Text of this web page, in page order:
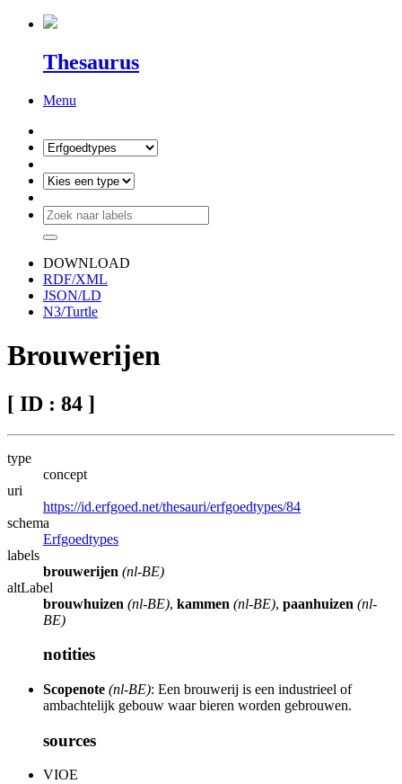
Thesaurus
Menu
DOWNLOAD
RDF/XML
JSON/LD
N3/Turtle
Brouwerijen
[ ID : 84 ]
type
concept
uri
https://id.erfgoed.net/thesauri/erfgoedtypes/84
schema
Erfgoedtypes
labels
brouwerijen (nl-BE)
altLabel
brouwhuizen (nl-BE), kammen (nl-BE), paanhuizen (nl-
BE)
notities
Scopenote (nl-BE): Een brouwerij is een industrieel of
ambachtelijk gebouw waar bieren worden gebrouwen.
sources
VIOE